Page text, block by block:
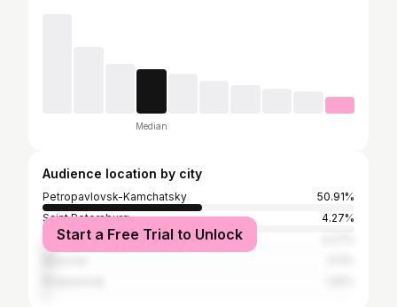
Median
Audience location by city
Petropavlovsk-Kamchatsky
50.91%
Saint Petersburg
4.27%
Vladivostok
Start a Free Trial to Unlock